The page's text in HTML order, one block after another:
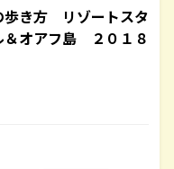
き方 リゾートスタ
オアフ島 ２０１８